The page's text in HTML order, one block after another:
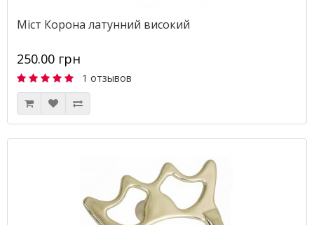
Міст Корона латунний високий
250.00 грн
1 отзывов